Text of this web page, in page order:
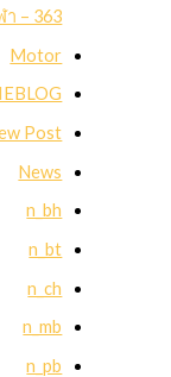
า – 363
Motor
Post
News
n_bh
n_bt
n_ch
n_mb
n_pb